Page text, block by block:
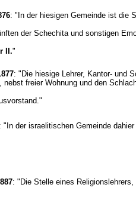
: "In der hiesigen Gemeinde ist die
der Schechita und sonstigen
II."
: "Die hiesige Lehrer, Kantor- und
freier Wohnung und den
: "In der israelitischen Gemeinde
: "Die Stelle eines